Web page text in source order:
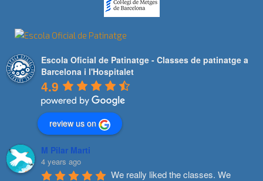
Escola Oficial de Patinatge - Classes de patinatge a
Barcelona i l'Hospitalet
4.9
review us on
M Pilar Marti
4 years ago
We really liked the classes. We